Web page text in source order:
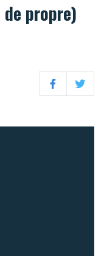
propre)
FacebookTwitter